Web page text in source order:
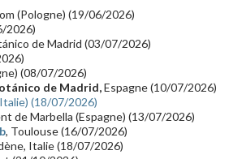
Jarrecast (16) Synthé 80's
Cinéma
(15)
Astronomie (14) (14)
(14) Chine(13)
(Pologne) (19/06/2026)
2026)
de Madrid (03/07/2026)
(08/07/2026)
de Madrid,Espagne (10/07/2026)
(18/07/2026)
de Marbella (Espagne) (13/07/2026)
, Toulouse (16/07/2026)
Italie (18/07/2026)